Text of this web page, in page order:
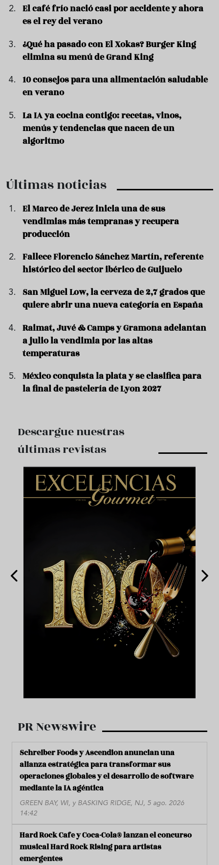
El café frío nació casi por accidente y ahora
es el rey del verano
¿Qué ha pasado con El Xokas? Burger King
elimina su menú de Grand King
10 consejos para una alimentación saludable
en verano
La IA ya cocina contigo: recetas, vinos,
menús y tendencias que nacen de un
algoritmo
Últimas noticias
El Marco de Jerez inicia una de sus
vendimias más tempranas y recupera
producción
Fallece Florencio Sánchez Martín, referente
histórico del sector ibérico de Guijuelo
San Miguel Low, la cerveza de 2,7 grados que
quiere abrir una nueva categoría en España
Raimat, Juvé & Camps y Gramona adelantan
a julio la vendimia por las altas
temperaturas
México conquista la plata y se clasifica para
la final de pastelería de Lyon 2027
Descargue nuestras
últimas revistas
PR Newswire
Schreiber Foods y Ascendion anuncian una
alianza estratégica para transformar sus
operaciones globales y el desarrollo de software
mediante la IA agéntica
GREEN BAY, WI, y BASKING RIDGE, NJ, 5 ago. 2026
14:42
Hard Rock Cafe y Coca-Cola® lanzan el concurso
musical Hard Rock Rising para artistas
emergentes